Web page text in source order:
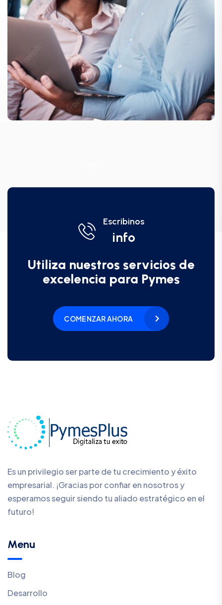
Escribinos
info
Utiliza nuestros servicios de
excelencia para Pymes
COMENZAR AHORA
Es un privilegio ser parte de tu crecimiento y éxito
empresarial. ¡Gracias por confiar en nosotros y
esperamos seguir siendo tu aliado estratégico en el
futuro!
Menu
Blog
Desarrollo